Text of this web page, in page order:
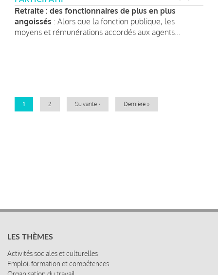
Retraite : des fonctionnaires de plus en plus
angoissés : Alors que la fonction publique, les
moyens et rémunérations accordés aux agents...
Page
1 Page
2
Page
Suivante ›
Dernière
Dernière »
LES THÈMES
Activités sociales et culturelles
Emploi, formation et compétences